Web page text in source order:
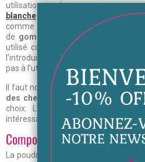
utilisation sur la peau, vous
blanche pour prendre soin du
comme
. Vous pouvez
de gommage
pour la peau. D’un
utilisé comme huile cosmétique.
l’introduire dans votre recette
pas à l’utiliser en lotion si vous le
Il faut noter que la poudre de rose
des cheveux
. Il suffit de la
choix. L’utilisation pendant un
intéressante.
Composition et contenance
La poudre de rose français bio est